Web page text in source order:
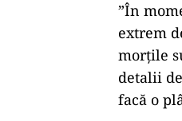
”În
extrem
morțile
detalii
facă o